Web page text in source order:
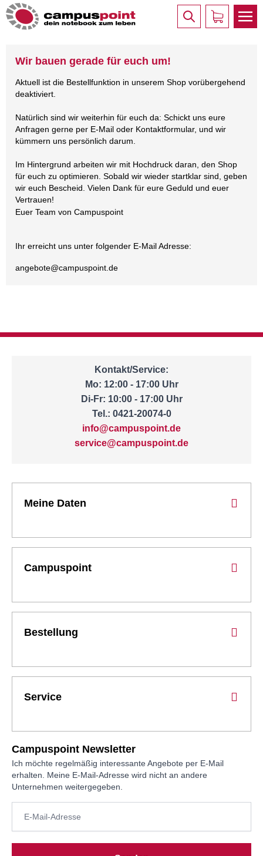
Wir bauen gerade für euch um!
Aktuell ist die Bestellfunktion in unserem Shop vorübergehend
deaktiviert.
Natürlich sind wir weiterhin für euch da: Schickt uns eure
Anfragen gerne per E-Mail oder Kontaktformular, und wir
kümmern uns persönlich darum.
Im Hintergrund arbeiten wir mit Hochdruck daran, den Shop
für euch zu optimieren. Sobald wir wieder startklar sind, geben
wir euch Bescheid. Vielen Dank für eure Geduld und euer
Vertrauen!
Euer Team von Campuspoint
Ihr erreicht uns unter folgender E-Mail Adresse:
angebote@campuspoint.de
Kontakt/Service:
Mo: 12:00 - 17:00 Uhr
Di-Fr: 10:00 - 17:00 Uhr
Tel.: 0421-20074-0
info@campuspoint.de
service@campuspoint.de
Meine Daten
Campuspoint
Bestellung
Service
Campuspoint Newsletter
Ich möchte regelmäßig interessante Angebote per E-Mail
erhalten. Meine E-Mail-Adresse wird nicht an andere
Unternehmen weitergegeben.